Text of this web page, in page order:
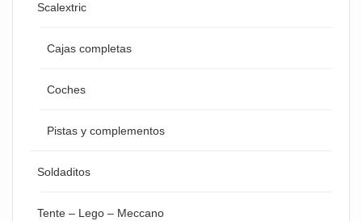
Scalextric
Cajas completas
Coches
Pistas y complementos
Soldaditos
Tente – Lego – Meccano